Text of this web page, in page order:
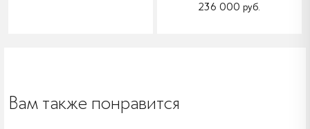
236 000 руб.
Вам также понравится